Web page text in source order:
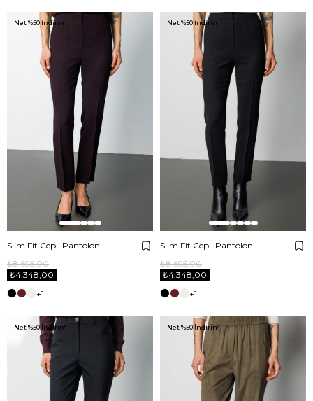
Slim Fit Cepli Pantolon
₺4.348,00
₺8.695,00
+1
Net %50 İndirim!
Slim Fit Cepli Pantolon
₺4.348,00
₺8.695,00
+1
Net %50 İndirim!
Net %50 İndirim! Net %50 İndirim!